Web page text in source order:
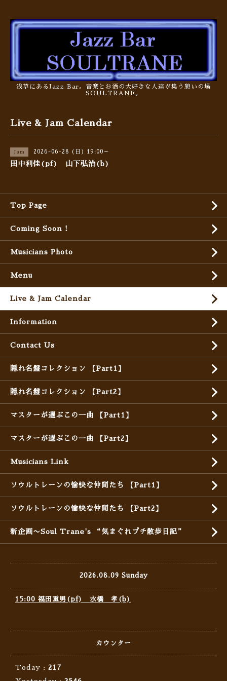
浅草にあるJazz Bar。音楽とお酒の大好きな人達が集う憩いの場
SOULTRANE。
Live & Jam Calendar
Jam 2026-06-28 (日) 19:00～
田中利佳(pf) 山下弘治(b)
Top Page
Coming Soon !
Musicians Photo
Menu
Live & Jam Calendar
Information
Contact Us
隠れ名盤コレクション 【Part1】
隠れ名盤コレクション 【Part2】
マスターが選ぶこの一曲 【Part1】
マスターが選ぶこの一曲 【Part2】
Musicians Link
ソウルトレーンの愉快な仲間たち 【Part1】
ソウルトレーンの愉快な仲間たち 【Part2】
新企画〜Soul Trane's “気まぐれプチ散歩日記”
2026.08.09 Sunday
15:00 福田重男(pf) 水橋 孝(b)
カウンター
Today : 217